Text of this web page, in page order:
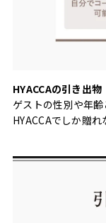
HYACCAの引き出物
ゲストの性別や年
HYACCAでしか贈